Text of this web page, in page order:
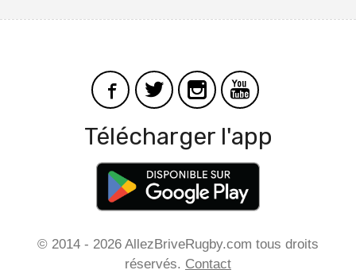
Télécharger l'app
© 2014 - 2026 AllezBriveRugby.com tous droits
réservés. Contact